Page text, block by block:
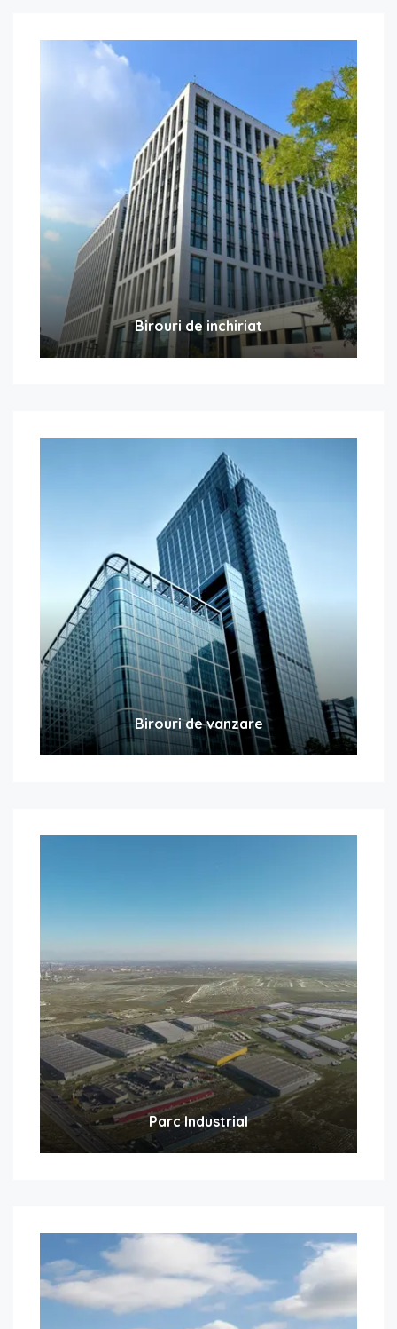
Birouri de inchiriat
Birouri de vanzare
Parc Industrial